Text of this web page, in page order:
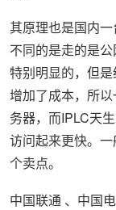
其原理也是国内
不同的是走的是
特别明显的，但
增加了成本，所
务器，而IPLC天
访问起来更快。
个卖点。
中国联通 、中国